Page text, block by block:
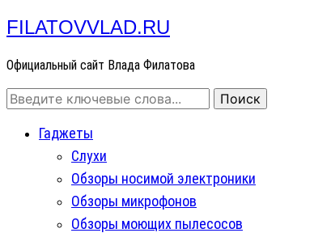
FILATOVVLAD.RU
Официальный сайт Влада Филатова
Гаджеты
Слухи
Обзоры носимой электроники
Обзоры микрофонов
Обзоры моющих пылесосов